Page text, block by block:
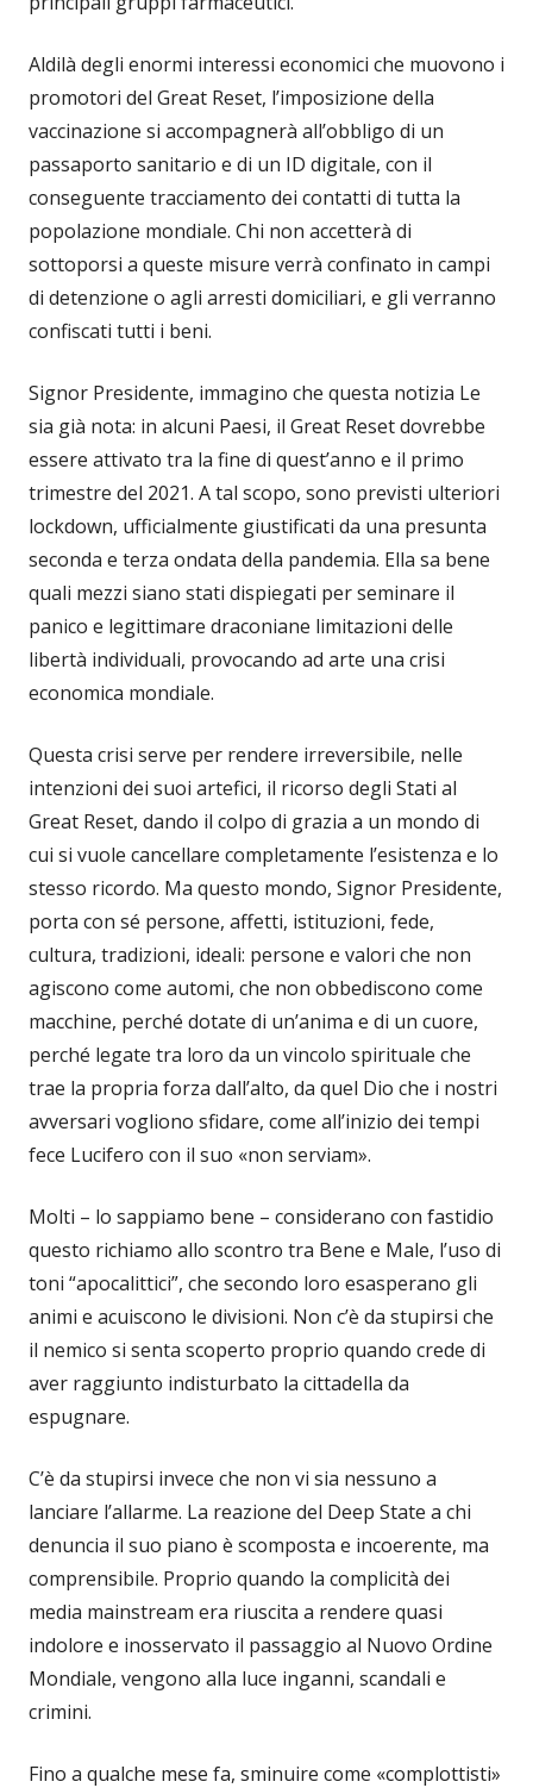
Aldilà degli enormi interessi economici che muovono i
promotori del Great Reset, l’imposizione della
vaccinazione si accompagnerà all’obbligo di un
passaporto sanitario e di un ID digitale, con il
conseguente tracciamento dei contatti di tutta la
popolazione mondiale. Chi non accetterà di
sottoporsi a queste misure verrà confinato in campi
di detenzione o agli arresti domiciliari, e gli verranno
confiscati tutti i beni.
Signor Presidente, immagino che questa notizia Le
sia già nota: in alcuni Paesi, il Great Reset dovrebbe
essere attivato tra la fine di quest’anno e il primo
trimestre del 2021. A tal scopo, sono previsti ulteriori
lockdown, ufficialmente giustificati da una presunta
seconda e terza ondata della pandemia. Ella sa bene
quali mezzi siano stati dispiegati per seminare il
panico e legittimare draconiane limitazioni delle
libertà individuali, provocando ad arte una crisi
economica mondiale.
Questa crisi serve per rendere irreversibile, nelle
intenzioni dei suoi artefici, il ricorso degli Stati al
Great Reset, dando il colpo di grazia a un mondo di
cui si vuole cancellare completamente l’esistenza e lo
stesso ricordo. Ma questo mondo, Signor Presidente,
porta con sé persone, affetti, istituzioni, fede,
cultura, tradizioni, ideali: persone e valori che non
agiscono come automi, che non obbediscono come
macchine, perché dotate di un’anima e di un cuore,
perché legate tra loro da un vincolo spirituale che
trae la propria forza dall’alto, da quel Dio che i nostri
avversari vogliono sfidare, come all’inizio dei tempi
fece Lucifero con il suo «non serviam».
Molti – lo sappiamo bene – considerano con fastidio
questo richiamo allo scontro tra Bene e Male, l’uso di
toni “apocalittici”, che secondo loro esasperano gli
animi e acuiscono le divisioni. Non c’è da stupirsi che
il nemico si senta scoperto proprio quando crede di
aver raggiunto indisturbato la cittadella da
espugnare.
C’è da stupirsi invece che non vi sia nessuno a
lanciare l’allarme. La reazione del Deep State a chi
denuncia il suo piano è scomposta e incoerente, ma
comprensibile. Proprio quando la complicità dei
media mainstream era riuscita a rendere quasi
indolore e inosservato il passaggio al Nuovo Ordine
Mondiale, vengono alla luce inganni, scandali e
crimini.
Fino a qualche mese fa, sminuire come «complottisti»